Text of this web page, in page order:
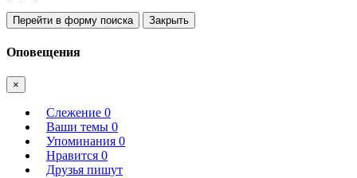
Перейти в форму поиска Закрыть
Оповещения
×
Слежение 0
Ваши темы 0
Упоминания 0
Нравится 0
Друзья пишут